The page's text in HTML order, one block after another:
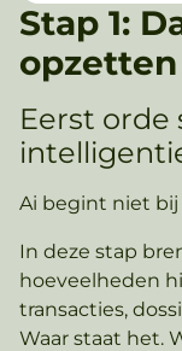
Stap 1:
opzetten
Eerst orde
Ai begint niet
In deze stap
hoeveelheden
transacties,
Waar staat het.